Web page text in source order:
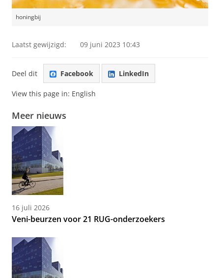
honingbij
Laatst gewijzigd: 09 juni 2023 10:43
Deel dit Facebook LinkedIn
View this page in: English
Meer nieuws
16 juli 2026
Veni-beurzen voor 21 RUG-onderzoekers